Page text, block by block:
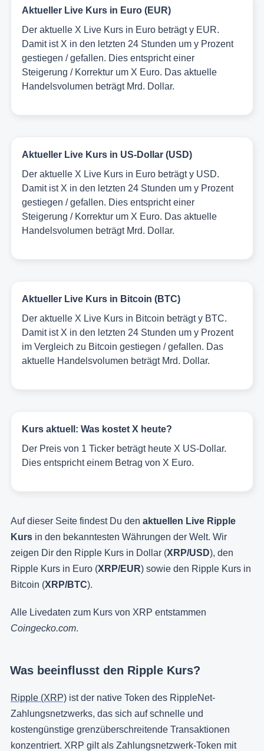
Aktueller Live Kurs in Euro (EUR)
Der aktuelle X Live Kurs in Euro beträgt y EUR.
Damit ist X in den letzten 24 Stunden um y Prozent
gestiegen / gefallen. Dies entspricht einer
Steigerung / Korrektur um X Euro. Das aktuelle
Handelsvolumen beträgt Mrd. Dollar.
Aktueller Live Kurs in US-Dollar (USD)
Der aktuelle X Live Kurs in Euro beträgt y USD.
Damit ist X in den letzten 24 Stunden um y Prozent
gestiegen / gefallen. Dies entspricht einer
Steigerung / Korrektur um X Euro. Das aktuelle
Handelsvolumen beträgt Mrd. Dollar.
Aktueller Live Kurs in Bitcoin (BTC)
Der aktuelle X Live Kurs in Bitcoin beträgt y BTC.
Damit ist X in den letzten 24 Stunden um y Prozent
im Vergleich zu Bitcoin gestiegen / gefallen. Das
aktuelle Handelsvolumen beträgt Mrd. Dollar.
Kurs aktuell: Was kostet X heute?
Der Preis von 1 Ticker beträgt heute X US-Dollar.
Dies entspricht einem Betrag von X Euro.
Auf dieser Seite findest Du den aktuellen Live Ripple
Kurs in den bekanntesten Währungen der Welt. Wir
zeigen Dir den Ripple Kurs in Dollar (XRP/USD), den
Ripple Kurs in Euro (XRP/EUR) sowie den Ripple Kurs in
Bitcoin (XRP/BTC).
Alle Livedaten zum Kurs von XRP entstammen
Coingecko.com.
Was beeinflusst den Ripple Kurs?
Ripple (XRP) ist der native Token des RippleNet-
Zahlungsnetzwerks, das sich auf schnelle und
kostengünstige grenzüberschreitende Transaktionen
konzentriert. XRP gilt als Zahlungsnetzwerk-Token mit